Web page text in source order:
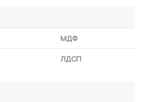
МДФ
ЛДСП